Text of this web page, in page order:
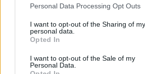
Personal Data Processing Opt Outs
I want to opt-out of the Sharing of my
personal data.
Opted In
I want to opt-out of the Sale of my
Personal Data.
Accedioregistratiper
L'email è richiesta ma non verrà mostrata ai
commento esprime il pensiero dell'autore e non
di VareseNews.it, che rimane autonoma e
che includano uno o più link a siti esterni verranno